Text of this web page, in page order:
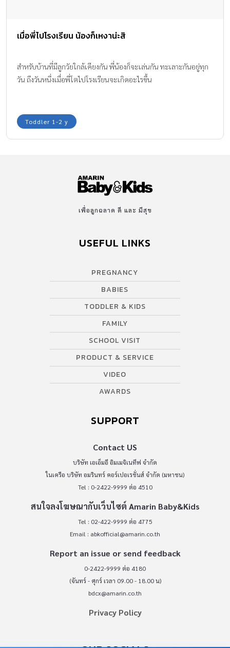
เมื่อพี่ไปโรงเรียน น้องก็เหงาน่ะสิ
สำหรับบ้านที่มีลูกวัยใกล้เคียงกัน พี่น้องก็จะเล่นกัน ทะเลาะกันอยู่ทุก
วัน ถึงวันหนึ่งเมื่อพี่โตไปโรงเรียนจะเกิดอะไรขึ้น
Toddler 1-2 y
เพื่อลูกฉลาด ดี และ มีสุข
USEFUL LINKS
PREGNANCY
BABIES
TODDLER & KIDS
FAMILY
SCHOOL VISIT
PRODUCT & SERVICE
VIDEO
AWARDS
SUPPORT
Contact US
บริษัท เอเอ็มอี อิมเมจิเนทีฟ จำกัด
ในเครือ บริษัท อมรินทร์ คอร์เปอเรชั่นส์ จำกัด (มหาชน)
Tel : 0-2422-9999 ต่อ 4510
สนใจลงโฆษณากับเว็บไซต์ Amarin Baby&Kids
Tel : 02-422-9999 ต่อ 4775
Email : abkofficial@amarin.co.th
Report an issue or send feedback
0-2422-9999 ต่อ 4180
(จันทร์ - ศุกร์ เวลา 09.00 - 18.00 น)
bdcx@amarin.co.th
Privacy Policy